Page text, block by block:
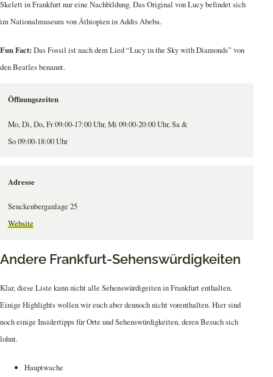
Skelett in Frankfurt nur eine Nachbildung. Das Original von Lucy befindet sich
im Nationalmuseum von Äthiopien in Addis Abeba.
Fun Fact: Das Fossil ist nach dem Lied “Lucy in the Sky with Diamonds” von
den Beatles benannt.
Öffnungszeiten
Mo, Di, Do, Fr 09:00-17:00 Uhr, Mi 09:00-20:00 Uhr, Sa &
So 09:00-18:00 Uhr
Adresse
Senckenberganlage 25
Website
Andere Frankfurt-Sehenswürdigkeiten
Klar, diese Liste kann nicht alle Sehenswürdigeiten in Frankfurt enthalten.
Einige Highlights wollen wir euch aber dennoch nicht vorenthalten. Hier sind
noch einige Insidertipps für Orte und Sehenswürdigkeiten, deren Besuch sich
lohnt.
Hauptwache